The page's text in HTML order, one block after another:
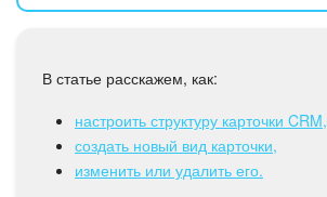
База знаний
В статье расскажем, как:
настроить структуру карточки CRM,
создать новый вид карточки,
изменить или удалить его.